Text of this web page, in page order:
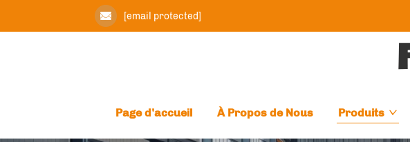
[email protected]
Page d'accueil À Propos de Nous Produits